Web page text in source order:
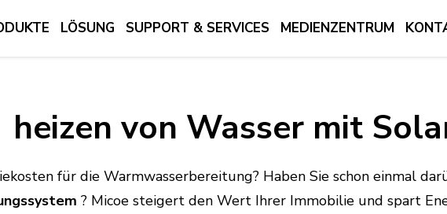
LÖSUNG SUPPORT & SERVICES MEDIENZENTRUM
heizen von Wasser mit
für die Warmwasserbereitung? Haben Sie schon einmal
? Micoe steigert den Wert Ihrer Immobilie und spart